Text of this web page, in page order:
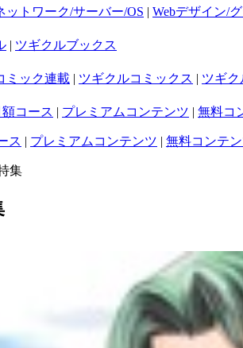
ットワーク/サーバー/OS | Webデザイン/
| ツギクルブックス
ミック連載 | ツギクルコミックス | ツギ
額コース | プレミアムコンテンツ | 無料コ
ス | プレミアムコンテンツ | 無料コンテ
集